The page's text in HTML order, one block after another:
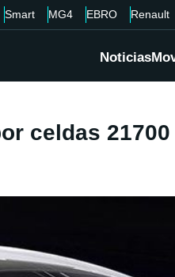
Smart MG4 EBRO Renault
Noticias
celdas